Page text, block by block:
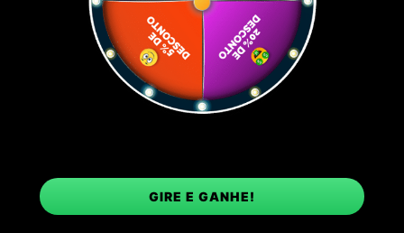
GIRE E GANHE!